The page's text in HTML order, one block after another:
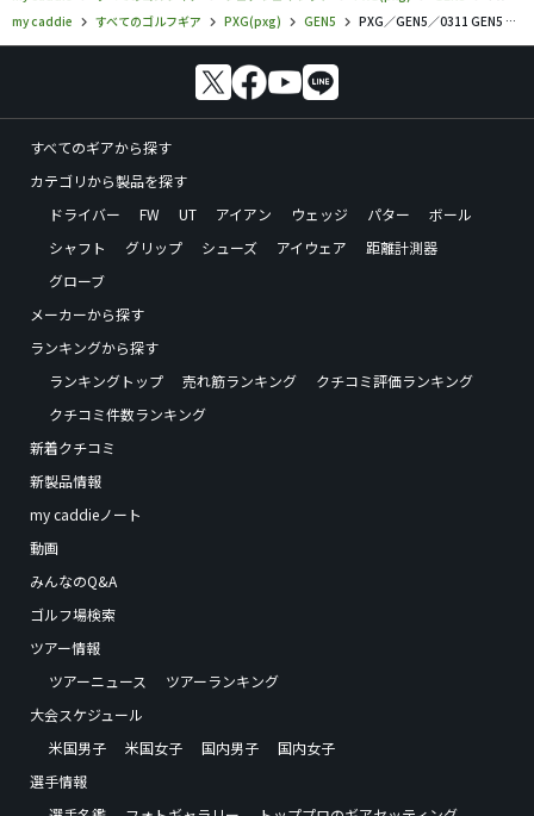
my caddie
すべてのゴルフギア PXG(pxg) GEN5 PXG／GEN5／0311 GEN5 フェアウェイウッドの口コミ評価
すべてのギアから探す
カテゴリから製品を探す
ドライバー
FW UT アイアン ウェッジ パター
ボール
シャフト
グリップ シューズ アイウェア
距離計測器
グローブ
メーカーから探す
ランキングから探す
ランキングトップ
売れ筋ランキング
クチコミ評価ランキング
クチコミ件数ランキング
新着クチコミ
新製品情報
my caddieノート
動画
みんなのQ&A
ゴルフ場検索
ツアー情報
ツアーニュース
ツアーランキング
大会スケジュール
米国男子
米国女子 国内男子
国内女子
選手情報